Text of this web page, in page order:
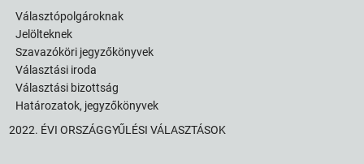
Választópolgároknak
Jelölteknek
Szavazóköri jegyzőkönyvek
Választási iroda
Választási bizottság
Határozatok, jegyzőkönyvek
2022. ÉVI ORSZÁGGYŰLÉSI VÁLASZTÁSOK